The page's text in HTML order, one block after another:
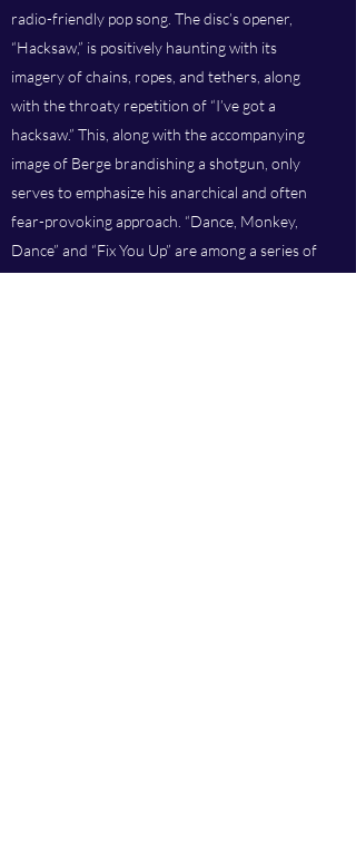
radio-friendly pop song. The disc’s opener,
“Hacksaw,” is positively haunting with its
imagery of chains, ropes, and tethers, along
with the throaty repetition of “I’ve got a
hacksaw.” This, along with the accompanying
image of Berge brandishing a shotgun, only
serves to emphasize his anarchical and often
fear-provoking approach. “Dance, Monkey,
Dance” and “Fix You Up” are among a series of
clever tracks that address the extreme lengths